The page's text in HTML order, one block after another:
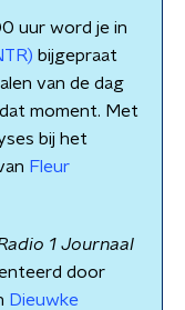
uur word je in
bijgepraat
van de dag
moment. Met
bij het
Fleur
1 Journaal
door
Dieuwke